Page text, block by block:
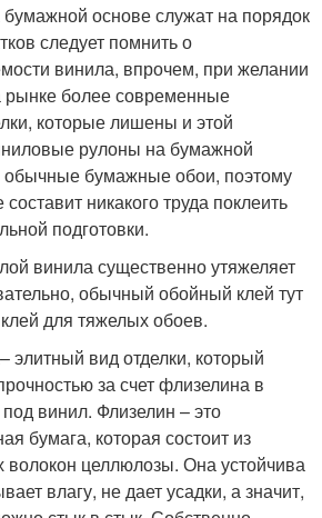
основе служат на порядок
следует помнить о
винила, впрочем, при желании
более современные
которые лишены и этой
рулоны на бумажной
обычные бумажные обои, поэтому
никакого труда поклеить
подготовки.
винила существенно утяжеляет
обычный обойный клей тут
для тяжелых обоев.
элитный вид отделки, который
за счет флизелина в
винил. Флизелин – это
бумага, которая состоит из
целлюлозы. Она устойчива
влагу, не дает усадки, а значит,